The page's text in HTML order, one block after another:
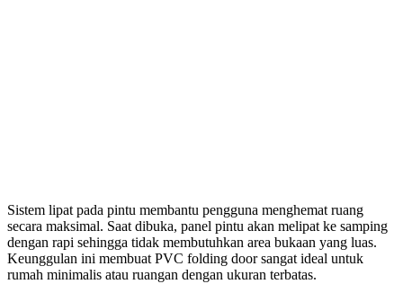
Sistem lipat pada pintu membantu pengguna menghemat ruang
secara maksimal. Saat dibuka, panel pintu akan melipat ke samping
dengan rapi sehingga tidak membutuhkan area bukaan yang luas.
Keunggulan ini membuat PVC folding door sangat ideal untuk
rumah minimalis atau ruangan dengan ukuran terbatas.